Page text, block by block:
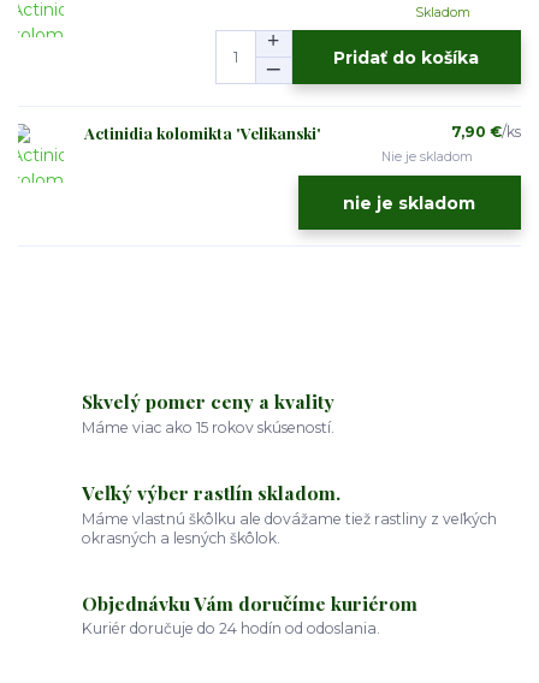
Skladom
Pridať do košíka
Actinidia kolomikta 'Velikanski' 7,90 €/ks
Nie je skladom
nie je skladom
Skvelý pomer ceny a kvality
Máme viac ako 15 rokov skúseností.
Veľký výber rastlín skladom.
Máme vlastnú škôlku ale dovážame tiež rastliny z veľkých
okrasných a lesných škôlok.
Objednávku Vám doručíme kuriérom
Kuriér doručuje do 24 hodín od odoslania.